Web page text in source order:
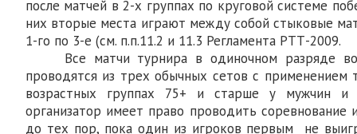
после матчей в 2-х группах по круговой системе
них вторые места играют между собой стыковые
1-го по 3-е (см. п.п.11.2 и 11.3 Регламента РТТ-2009.
Все матчи турнира в одиночном разряде во
проводятся из трех обычных сетов с применением
возрастных группах 75+ и старше у мужчин
организатор имеет право проводить соревнование
до тех пор, пока один из игроков первым не